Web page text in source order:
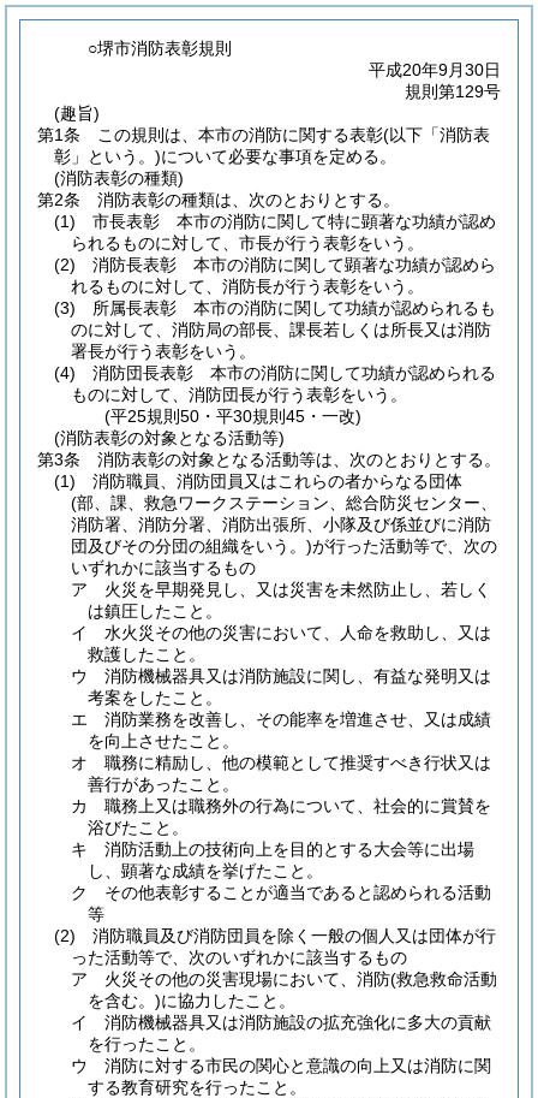
○堺市消防表彰規則
平成20年9月30日
規則第129号
(趣旨)
第1条
この規則は、本市の消防に関する表彰(以下「消防表
彰」という。)について必要な事項を定める。
(消防表彰の種類)
第2条
消防表彰の種類は、次のとおりとする。
(1)
市長表彰 本市の消防に関して特に顕著な功績が認め
られるものに対して、市長が行う表彰をいう。
(2)
消防長表彰 本市の消防に関して顕著な功績が認めら
れるものに対して、消防長が行う表彰をいう。
(3)
所属長表彰 本市の消防に関して功績が認められるも
のに対して、消防局の部長、課長若しくは所長又は消防
署長が行う表彰をいう。
(4)
消防団長表彰 本市の消防に関して功績が認められる
ものに対して、消防団長が行う表彰をいう。
(平25規則50・平30規則45・一改)
(消防表彰の対象となる活動等)
第3条
消防表彰の対象となる活動等は、次のとおりとする。
(1)
消防職員、消防団員又はこれらの者からなる団体
(部、課、救急ワークステーション、総合防災センター、
消防署、消防分署、消防出張所、小隊及び係並びに消防
団及びその分団の組織をいう。)が行った活動等で、次の
いずれかに該当するもの
ア
火災を早期発見し、又は災害を未然防止し、若しく
は鎮圧したこと。
イ
水火災その他の災害において、人命を救助し、又は
救護したこと。
ウ
消防機械器具又は消防施設に関し、有益な発明又は
考案をしたこと。
エ
消防業務を改善し、その能率を増進させ、又は成績
を向上させたこと。
オ
職務に精励し、他の模範として推奨すべき行状又は
善行があったこと。
カ
職務上又は職務外の行為について、社会的に賞賛を
浴びたこと。
キ
消防活動上の技術向上を目的とする大会等に出場
し、顕著な成績を挙げたこと。
ク
その他表彰することが適当であると認められる活動
等
(2)
消防職員及び消防団員を除く一般の個人又は団体が行
った活動等で、次のいずれかに該当するもの
ア
火災その他の災害現場において、消防(救急救命活動
を含む。)に協力したこと。
イ
消防機械器具又は消防施設の拡充強化に多大の貢献
を行ったこと。
ウ
消防に対する市民の関心と意識の向上又は消防に関
する教育研究を行ったこと。